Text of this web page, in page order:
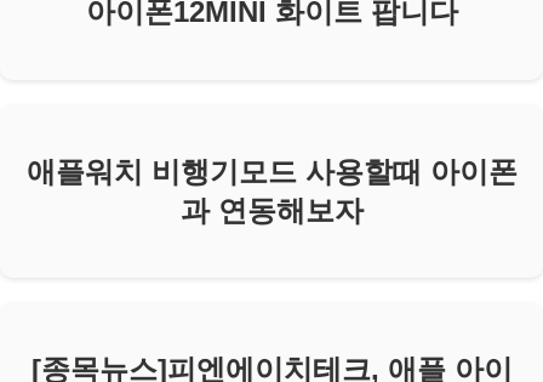
아이폰12MINI 화이트 팝니다
애플워치 비행기모드 사용할때 아이폰
과 연동해보자
[종목뉴스]피엔에이치테크, 애플 아이